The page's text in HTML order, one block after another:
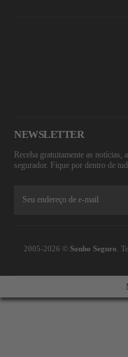
NEWSLETTER
Receba gratuitamente as notícias,
segurador. Fique por dentro de
2005-2026 © Sonho Seguro .